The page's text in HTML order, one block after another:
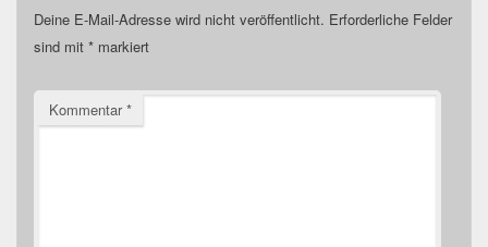
Deine E-Mail-Adresse wird nicht veröffentlicht. Erforderliche Felder
sind mit * markiert
Kommentar*